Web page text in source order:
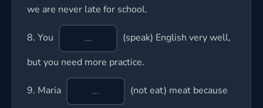
we are never late for school.
8. You
(speak) English very well,
but you need more practice.
9. Maria
(not eat) meat because